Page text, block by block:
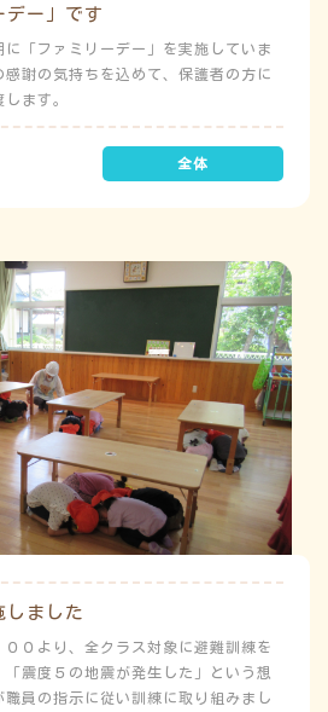
ー」です
「ファミリーデー」を実施していま
謝の気持ちを込めて、保護者の方に
ます。
しました
０より、全クラス対象に避難訓練を
震度５の地震が発生した」という想
員の指示に従い訓練に取り組みまし
こみちゅう